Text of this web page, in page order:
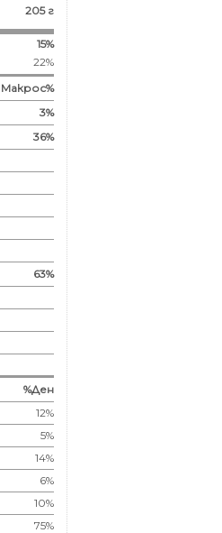
205 г
15%
22%
Макрос%
3%
36%
63%
%Ден
12%
5%
14%
6%
10%
75%